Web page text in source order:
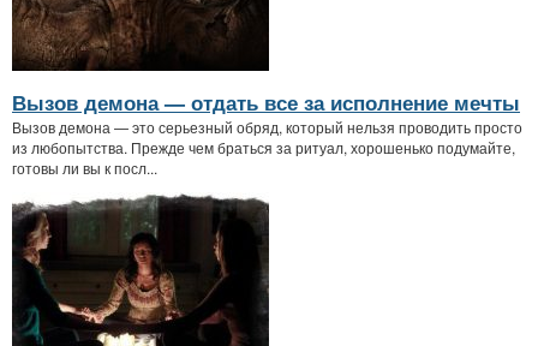
Вызов демона — отдать все за исполнение мечты
Вызов демона — это серьезный обряд, который нельзя проводить просто
из любопытства. Прежде чем браться за ритуал, хорошенько подумайте,
готовы ли вы к посл...